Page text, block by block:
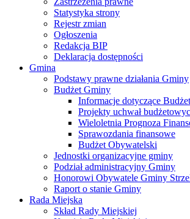
Statystyka strony
Rejestr zmian
Ogłoszenia
Redakcja BIP
Deklaracja dostępności
Gmina
Podstawy prawne działania Gminy
Budżet Gminy
Informacje dotyczące
Projekty uchwał
Wieloletnia Prognoza
Sprawozdania finansowe
Budżet Obywatelski
Jednostki organizacyjne gminy
Podział administracyjny Gminy
Honorowi Obywatele Gminy
Raport o stanie Gminy
Rada Miejska
Skład Rady Miejskiej